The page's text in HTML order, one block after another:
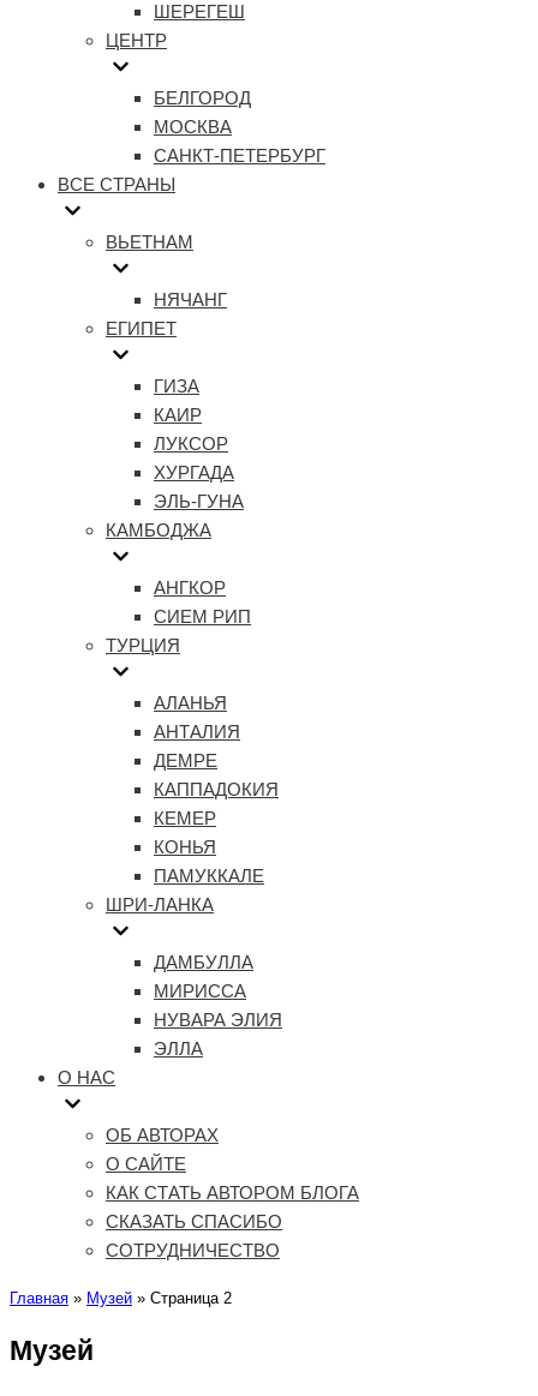
ШЕРЕГЕШ
ЦЕНТР
БЕЛГОРОД
МОСКВА
САНКТ-ПЕТЕРБУРГ
ВСЕ СТРАНЫ
ВЬЕТНАМ
НЯЧАНГ
ЕГИПЕТ
ГИЗА
КАИР
ЛУКСОР
ХУРГАДА
ЭЛЬ-ГУНА
КАМБОДЖА
АНГКОР
СИЕМ РИП
ТУРЦИЯ
АЛАНЬЯ
АНТАЛИЯ
ДЕМРЕ
КАППАДОКИЯ
КЕМЕР
КОНЬЯ
ПАМУККАЛЕ
ШРИ-ЛАНКА
ДАМБУЛЛА
МИРИССА
НУВАРА ЭЛИЯ
ЭЛЛА
О НАС
ОБ АВТОРАХ
О САЙТЕ
КАК СТАТЬ АВТОРОМ БЛОГА
СКАЗАТЬ СПАСИБО
СОТРУДНИЧЕСТВО
Главная » Музей » Страница 2
Музей